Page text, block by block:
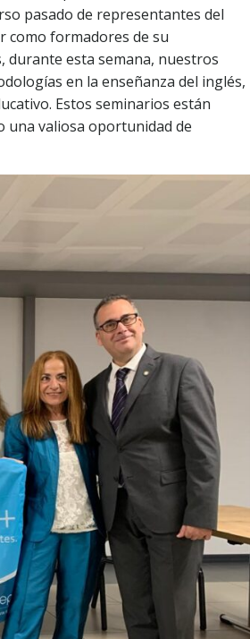
pasado de representantes del
como formadores de su
durante esta semana, nuestros
en la enseñanza del inglés,
Estos seminarios están
una valiosa oportunidad de